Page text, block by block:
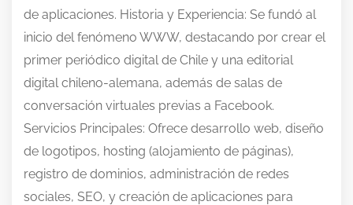
de aplicaciones. Historia y Experiencia: Se fundó al
inicio del fenómeno WWW, destacando por crear el
primer periódico digital de Chile y una editorial
digital chileno-alemana, además de salas de
conversación virtuales previas a Facebook.
Servicios Principales: Ofrece desarrollo web, diseño
de logotipos, hosting (alojamiento de páginas),
registro de dominios, administración de redes
sociales, SEO, y creación de aplicaciones para